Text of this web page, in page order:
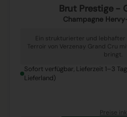
Brut Prestige -
Champagne
Ein strukturierter und lebhafter
Terroir von Verzenay Grand Cru
bringt.
Sofort verfügbar, Lieferzeit 1–3
Lieferland)
Preise